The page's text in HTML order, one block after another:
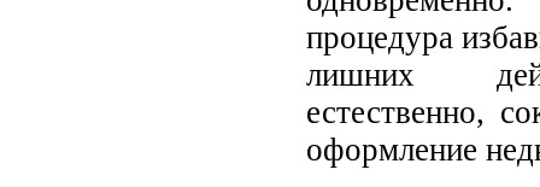
процедура
лишних
естественно,
оформление